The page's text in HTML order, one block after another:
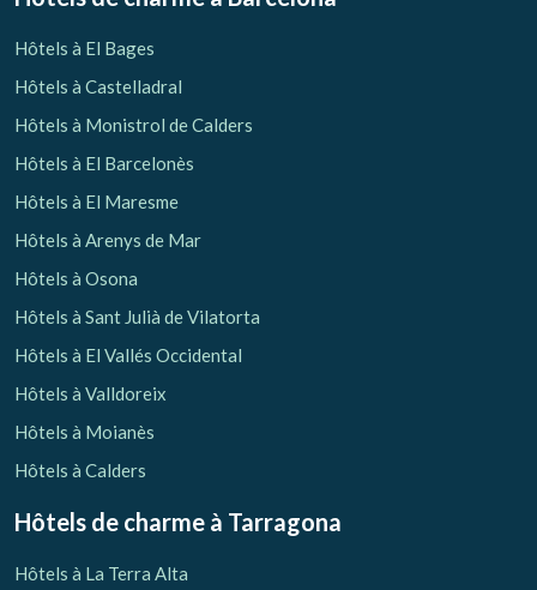
Hôtels à El Bages
Hôtels à Castelladral
Hôtels à Monistrol de Calders
Hôtels à El Barcelonès
Hôtels à El Maresme
Hôtels à Arenys de Mar
Hôtels à Osona
Hôtels à Sant Julià de Vilatorta
Hôtels à El Vallés Occidental
Hôtels à Valldoreix
Hôtels à Moianès
Hôtels à Calders
Hôtels de charme à Tarragona
Hôtels à La Terra Alta